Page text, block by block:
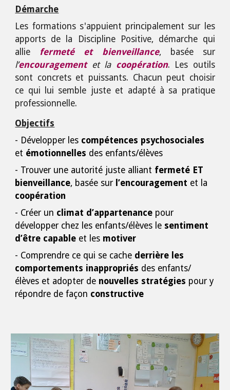
Démarche
Les formations s'appuient principalement sur les
apports de l a Discipline Positive, démarche qui
allie fermeté et bienveillance, basée sur
l’encouragement et la coopération. Les outils
sont concrets et puissants. Chacun peut choisir
ce qui lui semble juste et adapté à sa pratique
professionnelle.
Objectifs
- Développer les compétences psychosociales
et émotionnelles des enfants/élèves
- Trouver une autorité juste alliant fermeté ET
bienveillance, basée sur l’encouragement et la
coopération
- Créer un climat d’appartenance pour
développer chez les enfants/élèves le sentiment
d’être capable et les motiver
- Comprendre ce qui se cache derrière les
comportements inappropriés des enfants/
élèves et adopter de nouvelles stratégies pour y
répondre de façon constructive